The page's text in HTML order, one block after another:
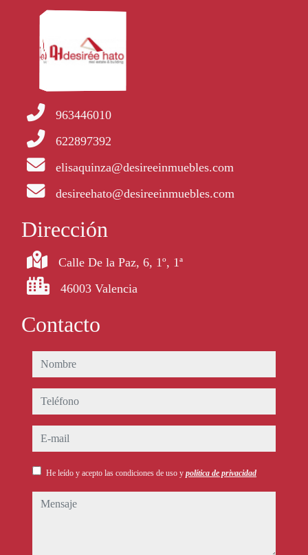
963446010
622897392
elisaquinza@desireeinmuebles.com
desireehato@desireeinmuebles.com
Dirección
Calle De la Paz, 6, 1º, 1ª
46003 Valencia
Contacto
nombre
teléfono
e-mail
He leído y acepto las condiciones de uso y política de privacidad
mensaje